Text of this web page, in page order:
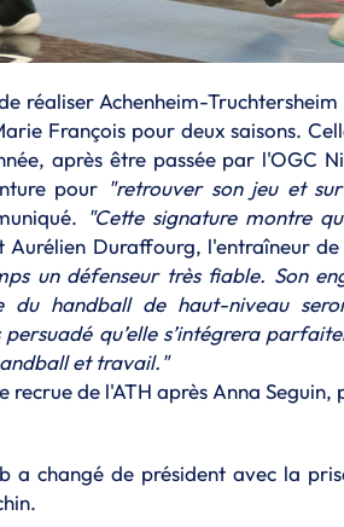
réaliser Achenheim-
François pour deux saisons.
après être passée par l'OGC
pour "retrouver son jeu et
"Cette signature montre
Duraffourg, l'entraîneur de
un défenseur très fiable. Son
du handball de haut-niveau
persuadé qu’elle s’intégrera
et travail."
recrue de l'ATH après Anna
a changé de président avec la